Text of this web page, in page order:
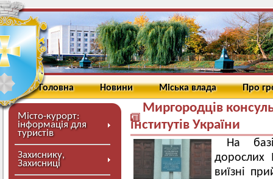
Головна Новини Міська влада Про
Місто-курорт:
інформація для
туристів
Захиснику,
Захисниці
Миргородців
інститутів України
На
дорослих
виїзні